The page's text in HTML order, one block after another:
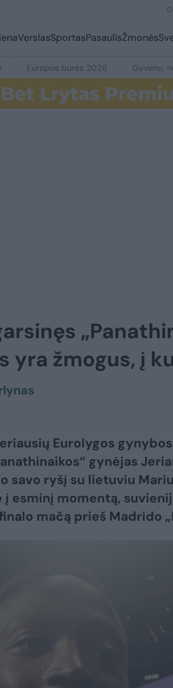
VerslasSportasPasaulisŽmonės
Europos burės 2026 Gyvenu,
yra žmogus, į
Eurolygos
gynėjas
savo ryšį su lietuviu
į esminį momentą,
mačą prieš Madrido